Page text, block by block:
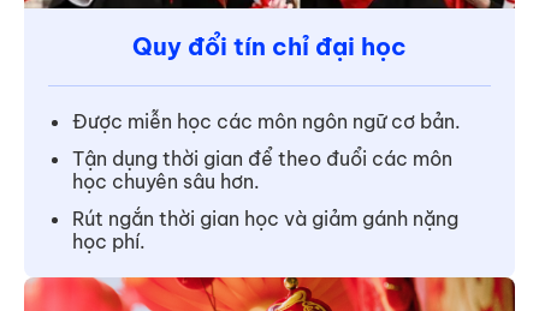
Quy đổi tín chỉ đại học
Được miễn học các môn ngôn ngữ cơ bản.
Tận dụng thời gian để theo đuổi các môn
học chuyên sâu hơn.
Rút ngắn thời gian học và giảm gánh nặng
học phí.